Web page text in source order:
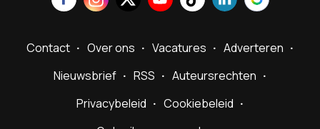
Contact Over ons Vacatures
Adverteren
Nieuwsbrief
RSS
Auteursrechten
Privacybeleid
Cookiebeleid